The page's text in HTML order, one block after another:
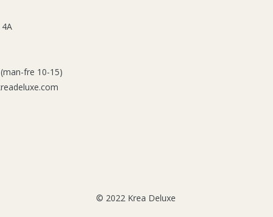
fre 10-15)
© 2022 Krea Deluxe